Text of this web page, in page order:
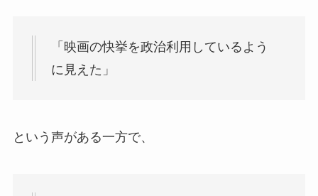
「映画の快挙を政治利用しているよう
に見えた」
という声がある一方で、